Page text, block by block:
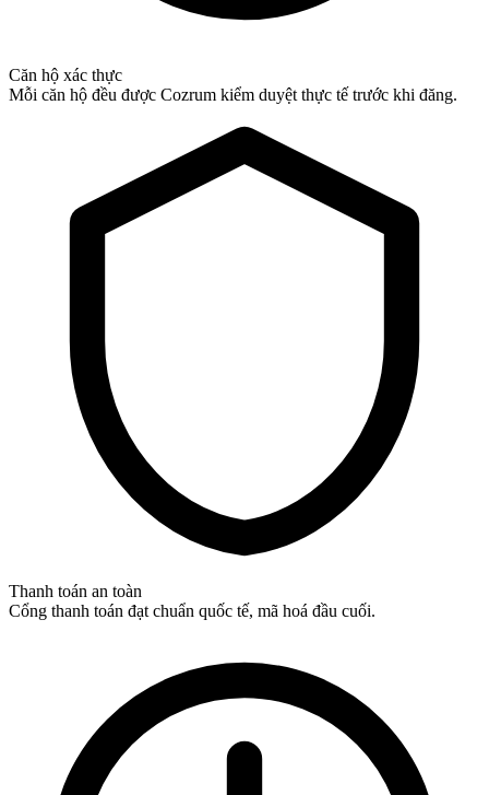
Căn hộ xác thực
Mỗi căn hộ đều được Cozrum kiểm duyệt thực tế trước khi đăng.
Thanh toán an toàn
Cổng thanh toán đạt chuẩn quốc tế, mã hoá đầu cuối.